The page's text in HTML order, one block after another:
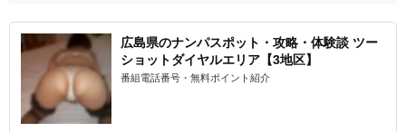
広島県のナンパスポット・攻略・体験談 ツー
ショットダイヤルエリア【3地区】
番組電話番号・無料ポイント紹介